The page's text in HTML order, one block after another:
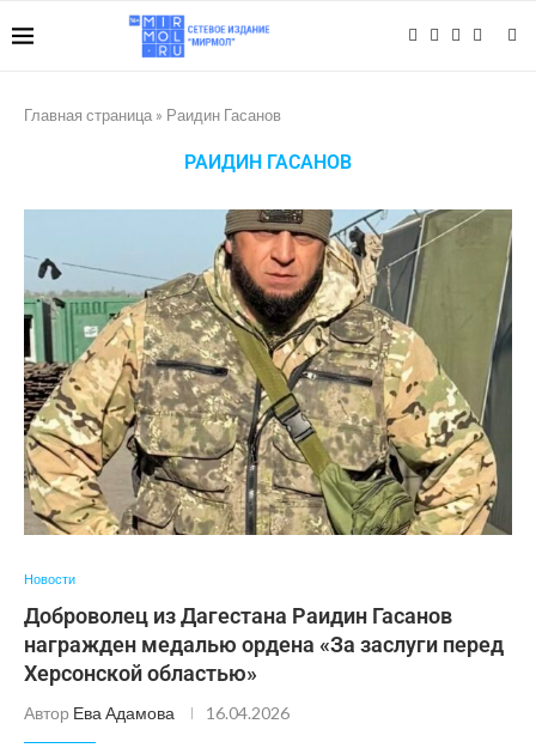
Главная страница » Раидин Гасанов
РАИДИН ГАСАНОВ
Новости
Доброволец из Дагестана Раидин Гасанов
награжден медалью ордена «За заслуги перед
Херсонской областью»
Автор Ева Адамова 16.04.2026